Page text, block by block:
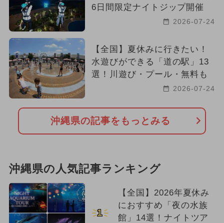
6日間限定ナイトジップ開催
2026-07-24
【全国】夏休みに行きたい！
水遊びができる「道の駅」13
選！川遊び・プール・無料も
2026-07-24
沖縄県の記事をもっとみる
沖縄県の人気記事ランキング
1
【全国】2026年夏休み
におすすめ「夜の水族
館」14選！ナイトツア